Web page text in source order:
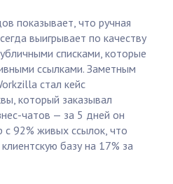
показывает, что ручная
выигрывает по качеству
списками, которые
ссылками. Заметным
стал кейс
который заказывал
чатов — за 5 дней он
с 92% живых ссылок, что
базу на 17% за